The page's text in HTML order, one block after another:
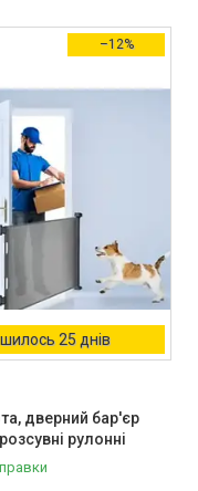
–12%
25 днів
дверний бар'єр
рулонні